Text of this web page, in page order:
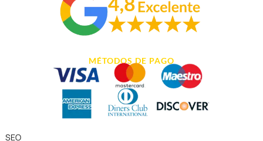
MÉTODOS DE PAGO
SEO